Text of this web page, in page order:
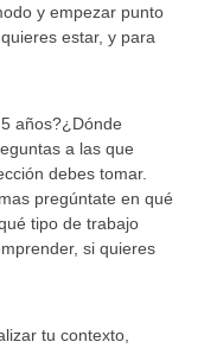
y empezar punto
estar, y para
años?¿Dónde
a las que
debes tomar.
pregúntate en qué
tipo de trabajo
si quieres
tu contexto,